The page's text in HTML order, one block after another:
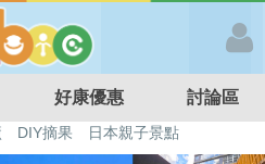
好康優惠 討論區
DIY摘果
日本親子景點
親子餐廳 溫泉泡湯SPA